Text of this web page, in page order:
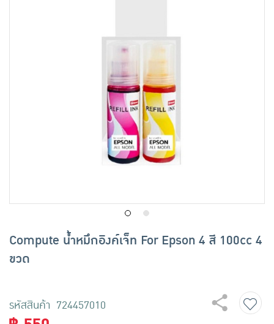
Compute น้ำหมึกอิงค์เจ็ท For Epson 4 สี 100cc 4
ขวด
รหัสสินค้า 724457010